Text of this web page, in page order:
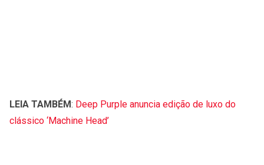
LEIA TAMBÉM: Deep Purple anuncia edição de luxo do
clássico ‘Machine Head’